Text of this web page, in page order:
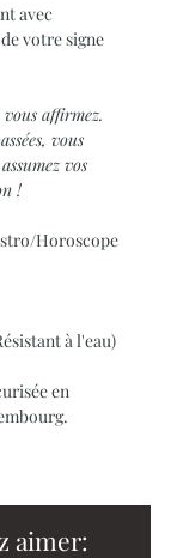
avec
votre signe
affirmez.
vous
vos
!
Horoscope
à l'eau)
en
aimer: